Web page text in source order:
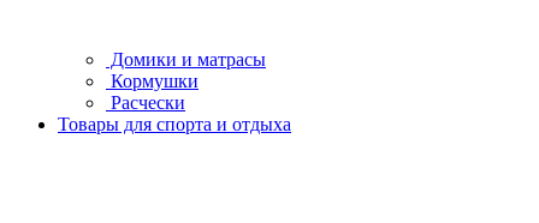
Домики и матрасы
Кормушки
Расчески
Товары для спорта и отдыха